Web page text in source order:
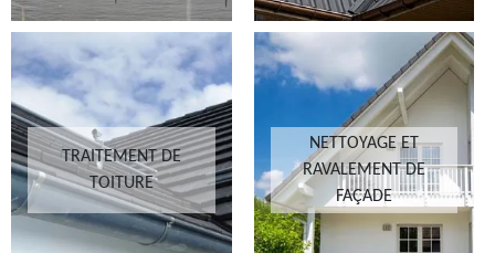
TRAITEMENT DE
TOITURE
NETTOYAGE ET
RAVALEMENT DE
FAÇADE